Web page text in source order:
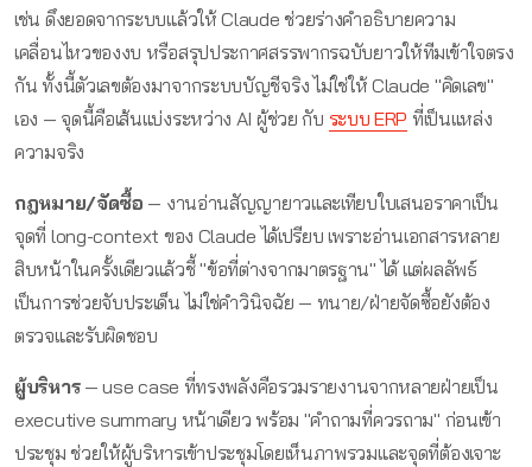
เช่น ดึงยอดจากระบบแล้วให้ Claude ช่วยร่างคำอธิบายความ
เคลื่อนไหวของงบ หรือสรุปประกาศสรรพากรฉบับยาวให้ทีมเข้าใจตรง
กัน ทั้งนี้ตัวเลขต้องมาจากระบบบัญชีจริง ไม่ใช่ให้ Claude "คิดเลข"
เอง — จุดนี้คือเส้นแบ่งระหว่าง AI ผู้ช่วย กับ ระบบ ERP ที่เป็นแหล่ง
ความจริง
กฎหมาย/จัดซื้อ — งานอ่านสัญญายาวและเทียบใบเสนอราคาเป็น
จุดที่ long-context ของ Claude ได้เปรียบ เพราะอ่านเอกสารหลาย
สิบหน้าในครั้งเดียวแล้วชี้ "ข้อที่ต่างจากมาตรฐาน" ได้ แต่ผลลัพธ์
เป็นการช่วยจับประเด็น ไม่ใช่คำวินิจฉัย — ทนาย/ฝ่ายจัดซื้อยังต้อง
ตรวจและรับผิดชอบ
ผู้บริหาร— use case ที่ทรงพลังคือรวมรายงานจากหลายฝ่ายเป็น
executive summary หน้าเดียว พร้อม "คำถามที่ควรถาม" ก่อนเข้า
ประชุม ช่วยให้ผู้บริหารเข้าประชุมโดยเห็นภาพรวมและจุดที่ต้องเจาะ